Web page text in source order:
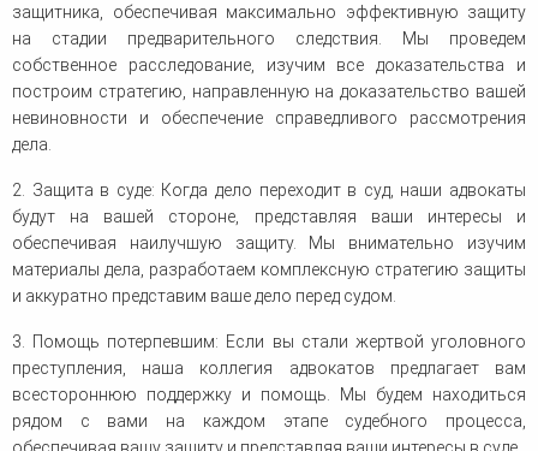
защитника, обеспечивая максимально эффективную защиту
на стадии предварительного следствия. Мы проведем
собственное расследование, изучим все доказательства и
построим стратегию, направленную на доказательство вашей
невиновности и обеспечение справедливого рассмотрения
дела.
2. Защита в суде: Когда дело переходит в суд, наши адвокаты
будут на вашей стороне, представляя ваши интересы и
обеспечивая наилучшую защиту. Мы внимательно изучим
материалы дела, разработаем комплексную стратегию защиты
и аккуратно представим ваше дело перед судом.
3. Помощь потерпевшим: Если вы стали жертвой уголовного
преступления, наша коллегия адвокатов предлагает вам
всестороннюю поддержку и помощь. Мы будем находиться
рядом с вами на каждом этапе судебного процесса,